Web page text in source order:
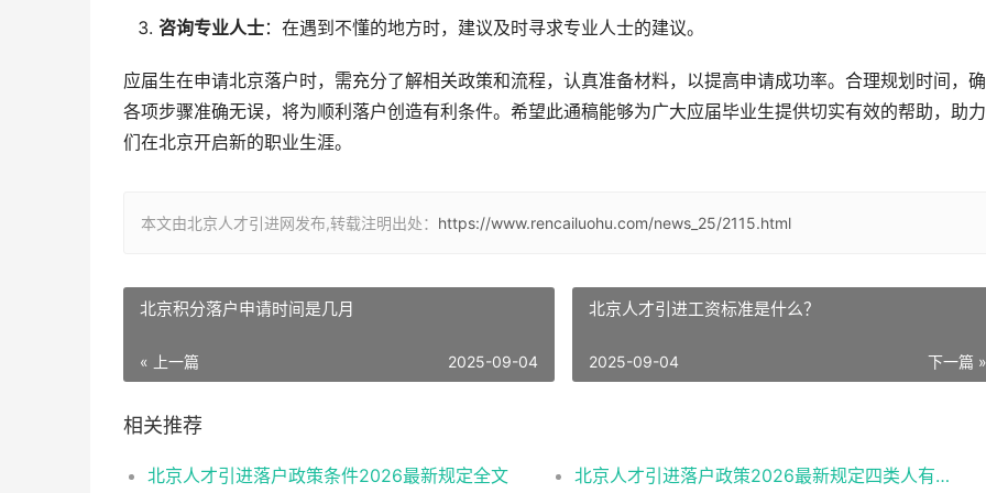
咨询专业人士：在遇到不懂的地方时，建议及时寻求专业人士的建议。
应届生在申请北京落户时，需充分了解相关政策和流程，认真准备材料，以提高申请成功率。合理规划时间，
各项步骤准确无误，将为顺利落户创造有利条件。希望此通稿能够为广大应届毕业生提供切实有效的帮助，助
们在北京开启新的职业生涯。
本文由北京人才引进网发布,转载注明出处： https://www.rencailuohu.com/news_25/2115.html
北京积分落户申请时间是几月
« 上一篇 2025-09-04
北京人才引进工资标准是什么？
下一篇 »
2025-09-04
相关推荐
北京人才引进落户政策条件2026最新规定全文 北京人才引进落户政策2026最新规定四类人有资格